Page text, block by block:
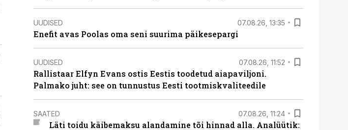
UUDISED 07.08.26, 13:35
Enefit avas Poolas oma seni suurima päikesepargi
UUDISED 07.08.26, 11:52
Rallistaar Elfyn Evans ostis Eestis toodetud aiapaviljoni.
Palmako juht: see on tunnustus Eesti tootmiskvaliteedile
SAATED 07.08.26, 11:24
Läti toidu käibemaksu alandamine tõi hinnad alla. Analüütik: